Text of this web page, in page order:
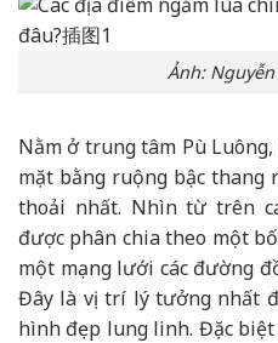
Ảnh:
Nằm ở trung tâm Pù
mặt bằng ruộng bậc thang
thoải nhất. Nhìn từ trên
được phân chia theo một
một mạng lưới các đường
Đây là vị trí lý tưởng nhất
hình đẹp lung linh. Đặc